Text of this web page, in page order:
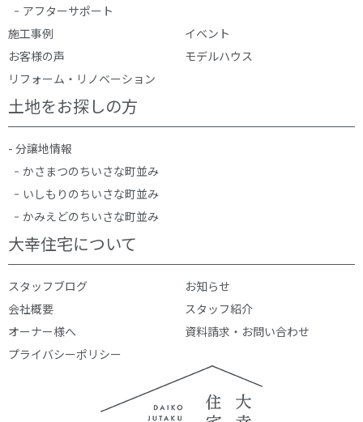
アフターサポート
施工事例
イベント
お客様の声
モデルハウス
リフォーム・リノベーション
土地をお探しの方
- 分譲地情報
かさまつのちいさな町並み
いしもりのちいさな町並み
かみえどのちいさな町並み
大幸住宅について
スタッフブログ
お知らせ
会社概要
スタッフ紹介
オーナー様へ
資料請求・お問い合わせ
プライバシーポリシー